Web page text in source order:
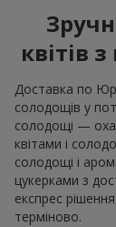
квітів
Доставка по
солодощів у
солодощі —
квітами і
солодощі і
цукерками з
експрес
терміново.